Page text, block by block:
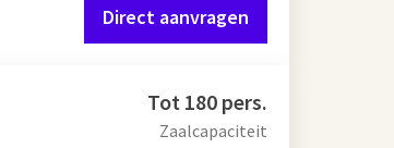
Direct aanvragen
Tot 180 pers.
Zaalcapaciteit